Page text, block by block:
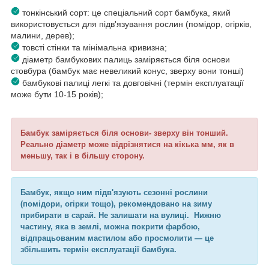
тонкінський сорт: це спеціальний сорт бамбука, який
використовується для підв'язування рослин (помідор, огірків,
малини, дерев);
товсті стінки та мінімальна кривизна;
діаметр бамбукових палиць заміряється біля основи
стовбура (бамбук має невеликий конус, зверху вони тонші)
бамбукові палиці легкі та довговічні (термін експлуатації
може бути 10-15 років);
Бамбук заміряється біля основи- зверху він тонший.
Реально діаметр може відрізнятися на кікька мм, як в
меньшу, так і в більшу сторону.
Бамбук, якщо ним підв'язують сезонні рослини
(помідори, огірки тощо), рекомендовано на зиму
прибирати в сарай. Не залишати на вулиці. Нижню
частину, яка в землі, можна покрити фарбою,
відпрацьованим мастилом або просмолити — це
збільшить термін експлуатації бамбука.